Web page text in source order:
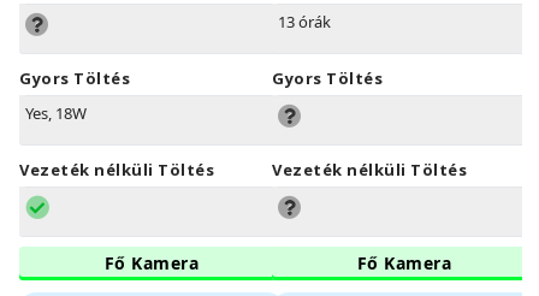
Gyors Töltés
Yes, 18W
Vezeték nélküli Töltés
Fő Kamera
13 órák
Gyors Töltés
Vezeték nélküli Töltés
Fő Kamera